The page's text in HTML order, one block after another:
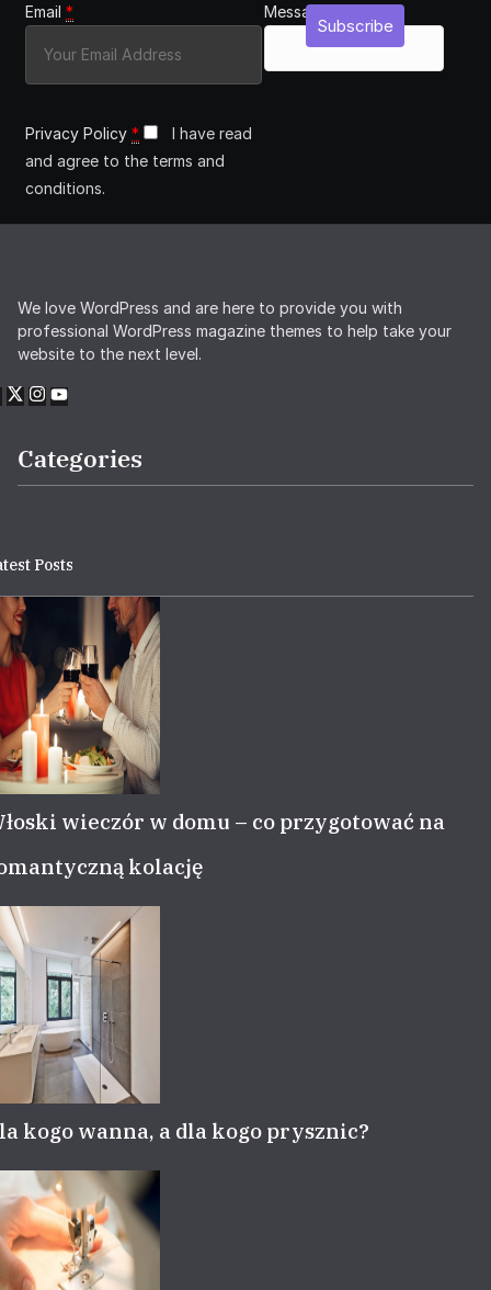
Email *
Privacy Policy *
I have read
and agree to the terms and
conditions.
Message
Subscribe
We love WordPress and are here to provide you with
professional WordPress magazine themes to help take your
website to the next level.
Categories
Posts
wieczór w domu – co przygotować na
kolację
kogo wanna, a dla kogo prysznic?